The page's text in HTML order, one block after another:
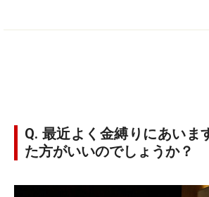
Q. 最近よく金縛りにあいま
た方がいいのでしょうか？